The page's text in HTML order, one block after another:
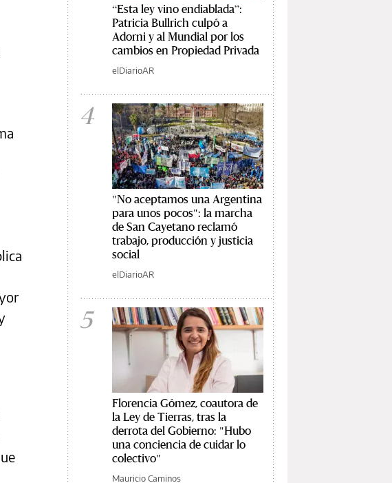
“Esta ley vino endiablada”:
Patricia Bullrich culpó a
Adorni y al Mundial por los
cambios en Propiedad Privada
elDiarioAR
4
"No aceptamos una Argentina
para unos pocos": la marcha
de San Cayetano reclamó
trabajo, producción y justicia
social
elDiarioAR
5
Florencia Gómez, coautora de
la Ley de Tierras, tras la
derrota del Gobierno: "Hubo
una conciencia de cuidar lo
colectivo"
Mauricio Caminos